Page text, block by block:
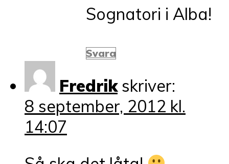
Sognatori i Alba!
Svara
Fredrik skriver:
8 september, 2012 kl.
14:07